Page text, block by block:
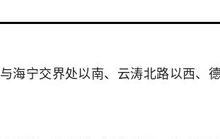
海宁交界处以南、云涛北路以西、